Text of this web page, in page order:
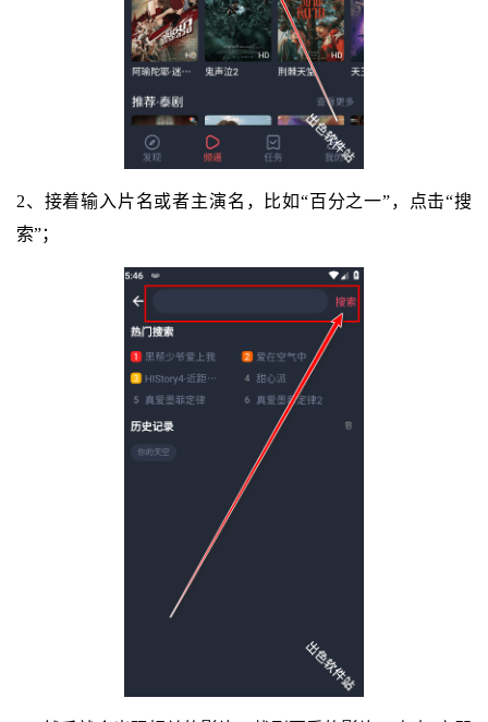
2、接着输入片名或者主演名，比如“百分之一”，点击“搜
索”；